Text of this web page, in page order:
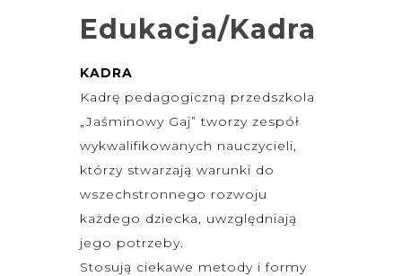
Edukacja/Kadra
KADRA
Kadrę pedagogiczną przedszkola
„Jaśminowy Gaj” tworzy zespół
wykwalifikowanych nauczycieli,
którzy stwarzają warunki do
wszechstronnego rozwoju
każdego dziecka, uwzględniają
jego potrzeby.
Stosują ciekawe metody i formy